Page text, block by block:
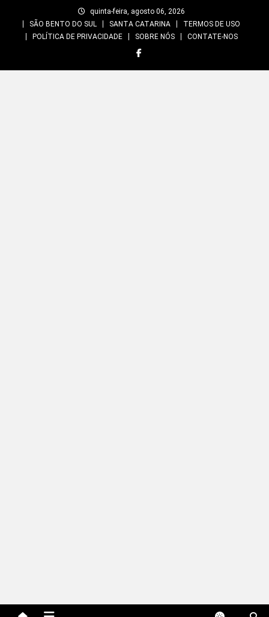
quinta-feira, agosto 06, 2026
SÃO BENTO DO SUL
SANTA CATARINA
TERMOS DE USO
POLÍTICA DE PRIVACIDADE
SOBRE NÓS CONTATE-NOS